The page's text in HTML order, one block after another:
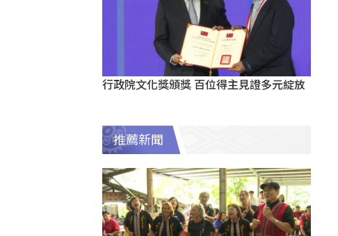
行政院文化獎頒獎 百位得主見證多元綻放
推薦新聞